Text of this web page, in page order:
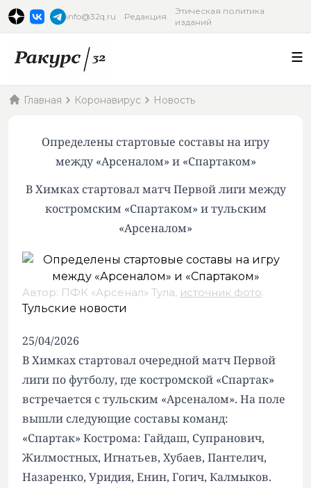
info@32q.ru Редакция
Этическая политика
изданий
Главная Коронавирус Новость
Определены стартовые составы на игру
между «Арсеналом» и «Спартаком»
В Химках стартовал матч Первой лиги между
костромским «Спартаком» и тульским
«Арсеналом»
Автор: ПФК «Арсенал» Тула, источник фото.
Тульские новости
25/04/2026
В Химках стартовал очередной матч Первой
лиги по футболу, где костромской «Спартак»
встречается с тульским «Арсеналом». На поле
вышли следующие составы команд:
«Спартак» Кострома: Гайдаш, Супранович,
Жилмостных, Игнатьев, Хубаев, Пантелич,
Назаренко, Уридия, Енин, Гогич, Калмыков.